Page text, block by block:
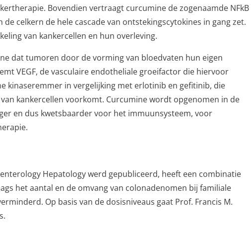
Bovendien vertraagt curcumine de zogenaamde NFkB
celkern de hele cascade van ontstekingscytokines in gang zet.
van kankercellen en hun overleving.
dat tumoren door de vorming van bloedvaten hun eigen
VEGF, de vasculaire endotheliale groeifactor die hiervoor
kinaseremmer in vergelijking met erlotinib en gefitinib, die
kankercellen voorkomt. Curcumine wordt opgenomen in de
en dus kwetsbaarder voor het immuunsysteem, voor
Hepatology werd gepubliceerd, heeft een combinatie
het aantal en de omvang van colonadenomen bij familiale
Op basis van de dosisniveaus gaat Prof. Francis M.